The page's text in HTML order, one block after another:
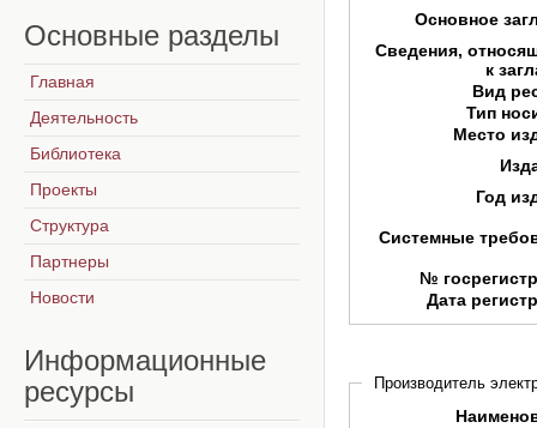
Основное
Сведения,
к
Вид
Тип
Место
Год
Системные
№
Дата
Производитель
Основные разделы
Главная
Деятельность
Библиотека
Проекты
Структура
Партнеры
Новости
Информационные
ресурсы